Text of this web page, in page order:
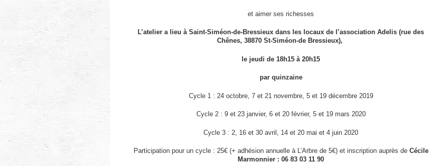
et aimer ses richesses
L’atelier a lieu à Saint-Siméon-de-Bressieux dans les locaux de l’association Adelis (rue des
Chênes, 38870 St-Siméon-de Bressieux),
le jeudi de 18h15 à 20h15
par quinzaine
Cycle 1 : 24 octobre, 7 et 21 novembre, 5 et 19 décembre 2019
Cycle 2 : 9 et 23 janvier, 6 et 20 février, 5 et 19 mars 2020
Cycle 3 : 2, 16 et 30 avril, 14 et 20 mai et 4 juin 2020
Participation pour un cycle : 25€ (+ adhésion annuelle à L’Arbre de 5€) et inscription auprès de Cécile
Marmonnier : 06 83 03 11 90